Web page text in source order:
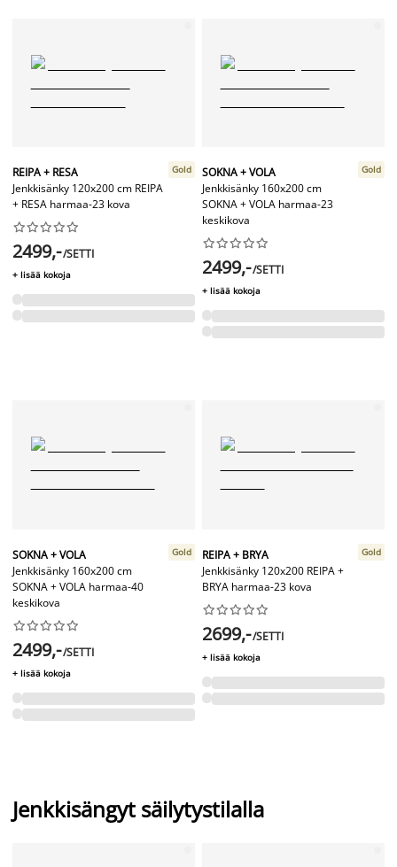
REIPA + RESA
Jenkkisänky 120x200 cm REIPA
+ RESA harmaa-23 kova
Gold






2499,-/SETTI
+ lisää kokoja
SOKNA + VOLA
Jenkkisänky 160x200 cm
SOKNA + VOLA harmaa-23
keskikova
Gold






2499,-/SETTI
+ lisää kokoja
SOKNA + VOLA
Jenkkisänky 160x200 cm
SOKNA + VOLA harmaa-40
keskikova
Gold






2499,-/SETTI
+ lisää kokoja
REIPA + BRYA
Jenkkisänky 120x200 REIPA +
BRYA harmaa-23 kova
Gold






2699,-/SETTI
+ lisää kokoja
Jenkkisängyt säilytystilalla